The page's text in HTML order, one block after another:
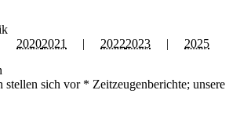
20202021 | 20222023 | 2025
stellen sich vor * Zeitzeugenberichte; unsere